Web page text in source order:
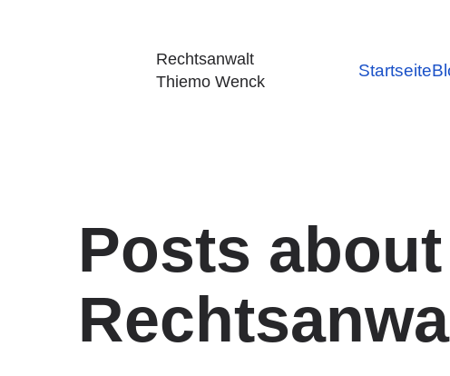
Rechtsanwalt
Thiemo Wenck
Startseite
Posts about